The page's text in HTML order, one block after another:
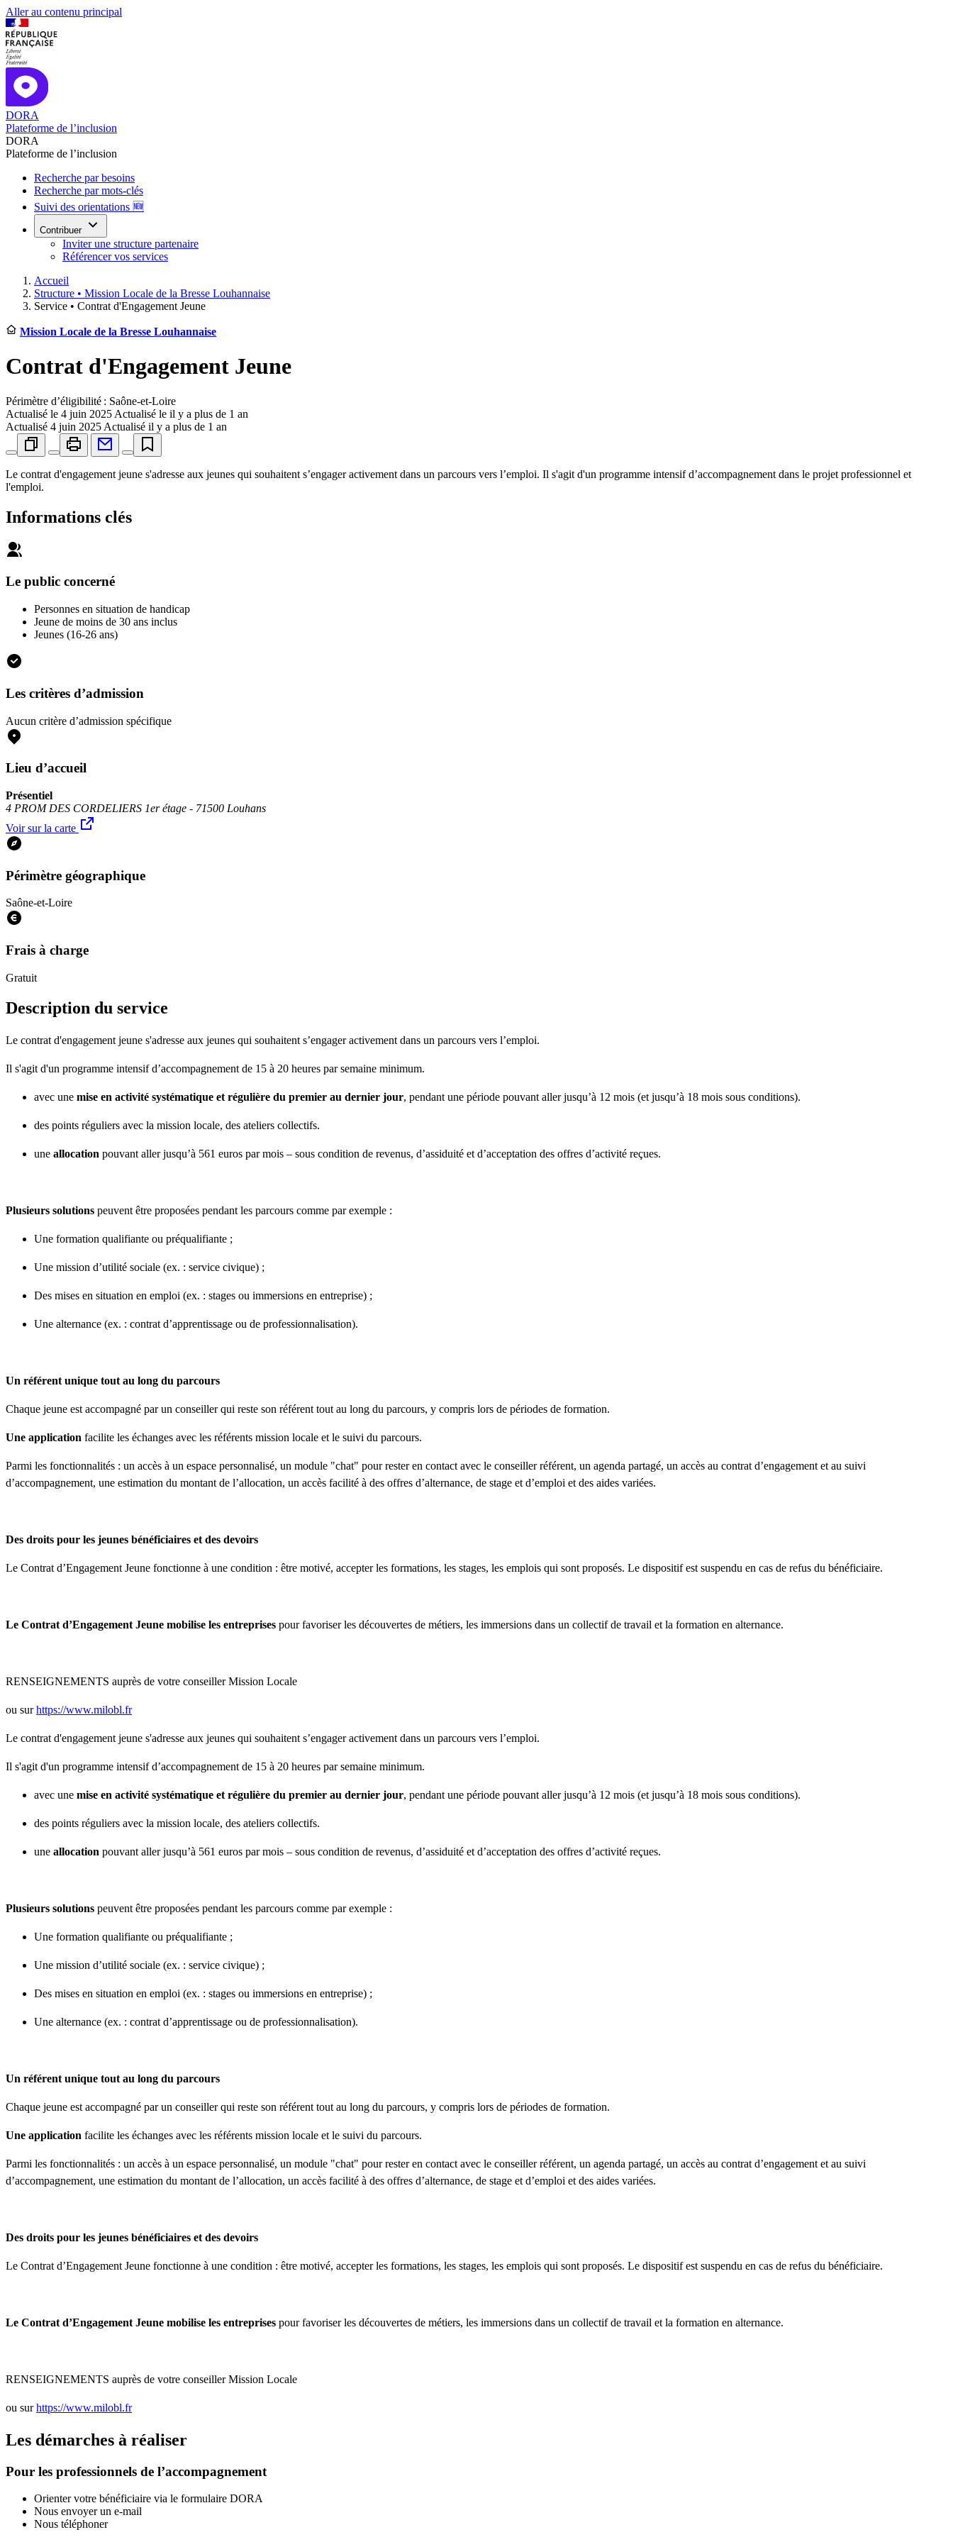
Aller au contenu principal
DORA
Plateforme de l’inclusion
DORA
Plateforme de l’inclusion
Recherche par besoins
Recherche par mots-clés
Suivi des orientations 🆕
Contribuer
Inviter une structure partenaire
Référencer vos services
Accueil
Structure • Mission Locale de la Bresse Louhannaise
Service • Contrat d'Engagement Jeune
Mission Locale de la Bresse Louhannaise
Contrat d'Engagement Jeune
Périmètre d’éligibilité : Saône-et-Loire
Actualisé le 4 juin 2025 Actualisé le il y a plus de 1 an
Actualisé 4 juin 2025 Actualisé il y a plus de 1 an
Le contrat d'engagement jeune s'adresse aux jeunes qui souhaitent s’engager activement dans un parcours vers l’emploi. Il s'agit d'un programme intensif d’accompagnement dans le projet professionnel et
l'emploi.
Informations clés
Le public concerné
Personnes en situation de handicap
Jeune de moins de 30 ans inclus
Jeunes (16-26 ans)
Les critères d’admission
Aucun critère d’admission spécifique
Lieu d’accueil
Présentiel
4 PROM DES CORDELIERS 1er étage - 71500 Louhans
Voir sur la carte
Périmètre géographique
Saône-et-Loire
Frais à charge
Gratuit
Description du service
Le contrat d'engagement jeune s'adresse aux jeunes qui souhaitent s’engager activement dans un parcours vers l’emploi.
Il s'agit d'un programme intensif d’accompagnement de 15 à 20 heures par semaine minimum.
avec une mise en activité systématique et régulière du premier au dernier jour, pendant une période pouvant aller jusqu’à 12 mois (et jusqu’à 18 mois sous conditions).
des points réguliers avec la mission locale, des ateliers collectifs.
une allocation pouvant aller jusqu’à 561 euros par mois – sous condition de revenus, d’assiduité et d’acceptation des offres d’activité reçues.
Plusieurs solutions peuvent être proposées pendant les parcours comme par exemple :
Une formation qualifiante ou préqualifiante ;
Une mission d’utilité sociale (ex. : service civique) ;
Des mises en situation en emploi (ex. : stages ou immersions en entreprise) ;
Une alternance (ex. : contrat d’apprentissage ou de professionnalisation).
Un référent unique tout au long du parcours
Chaque jeune est accompagné par un conseiller qui reste son référent tout au long du parcours, y compris lors de périodes de formation.
Une application facilite les échanges avec les référents mission locale et le suivi du parcours.
Parmi les fonctionnalités : un accès à un espace personnalisé, un module "chat" pour rester en contact avec le conseiller référent, un agenda partagé, un accès au contrat d’engagement et au suivi
d’accompagnement, une estimation du montant de l’allocation, un accès facilité à des offres d’alternance, de stage et d’emploi et des aides variées.
Des droits pour les jeunes bénéficiaires et des devoirs
Le Contrat d’Engagement Jeune fonctionne à une condition : être motivé, accepter les formations, les stages, les emplois qui sont proposés. Le dispositif est suspendu en cas de refus du bénéficiaire.
Le Contrat d’Engagement Jeune mobilise les entreprises pour favoriser les découvertes de métiers, les immersions dans un collectif de travail et la formation en alternance.
RENSEIGNEMENTS auprès de votre conseiller Mission Locale
ou surhttps://www.milobl.fr
Le contrat d'engagement jeune s'adresse aux jeunes qui souhaitent s’engager activement dans un parcours vers l’emploi.
Il s'agit d'un programme intensif d’accompagnement de 15 à 20 heures par semaine minimum.
avec une mise en activité systématique et régulière du premier au dernier jour, pendant une période pouvant aller jusqu’à 12 mois (et jusqu’à 18 mois sous conditions).
des points réguliers avec la mission locale, des ateliers collectifs.
une allocation pouvant aller jusqu’à 561 euros par mois – sous condition de revenus, d’assiduité et d’acceptation des offres d’activité reçues.
Plusieurs solutions peuvent être proposées pendant les parcours comme par exemple :
Une formation qualifiante ou préqualifiante ;
Une mission d’utilité sociale (ex. : service civique) ;
Des mises en situation en emploi (ex. : stages ou immersions en entreprise) ;
Une alternance (ex. : contrat d’apprentissage ou de professionnalisation).
Un référent unique tout au long du parcours
Chaque jeune est accompagné par un conseiller qui reste son référent tout au long du parcours, y compris lors de périodes de formation.
Une application facilite les échanges avec les référents mission locale et le suivi du parcours.
Parmi les fonctionnalités : un accès à un espace personnalisé, un module "chat" pour rester en contact avec le conseiller référent, un agenda partagé, un accès au contrat d’engagement et au suivi
d’accompagnement, une estimation du montant de l’allocation, un accès facilité à des offres d’alternance, de stage et d’emploi et des aides variées.
Des droits pour les jeunes bénéficiaires et des devoirs
Le Contrat d’Engagement Jeune fonctionne à une condition : être motivé, accepter les formations, les stages, les emplois qui sont proposés. Le dispositif est suspendu en cas de refus du bénéficiaire.
Le Contrat d’Engagement Jeune mobilise les entreprises pour favoriser les découvertes de métiers, les immersions dans un collectif de travail et la formation en alternance.
RENSEIGNEMENTS auprès de votre conseiller Mission Locale
ou surhttps://www.milobl.fr
Les démarches à réaliser
Pour les professionnels de l’accompagnement
Orienter votre bénéficiaire via le formulaire DORA
Nous envoyer un e-mail
Nous téléphoner